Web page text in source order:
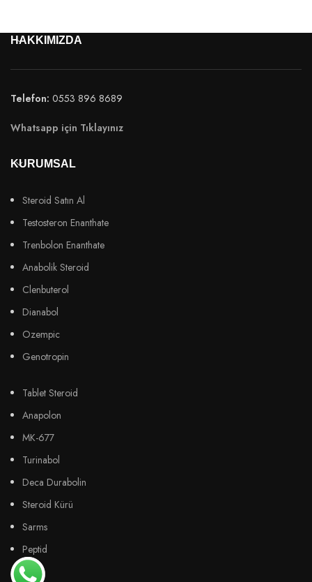
HAKKIMIZDA
Telefon: 0553 896 8689
Whatsapp için Tıklayınız
KURUMSAL
Steroid Satın Al
Testosteron Enanthate
Trenbolon Enanthate
Anabolik Steroid
Clenbuterol
Dianabol
Ozempic
Genotropin
Tablet Steroid
Anapolon
MK-677
Turinabol
Deca Durabolin
Steroid Kürü
Sarms
Peptid